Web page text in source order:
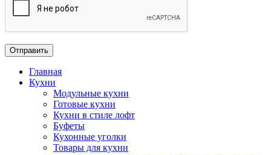
Главная
Кухни
Модульные кухни
Готовые кухни
Кухни в стиле лофт
Буфеты
Кухонные уголки
Товары для кухни